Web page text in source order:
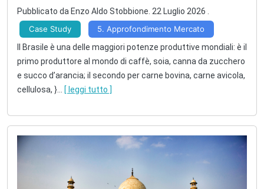
Pubblicato da Enzo Aldo Stobbione 22 Luglio 2026
Case Study
5. Approfondimento Mercato
Il Brasile è una delle maggiori potenze produttive mondiali: è il
primo produttore al mondo di caffè, soia, canna da zucchero
e succo d’arancia; il secondo per carne bovina, carne avicola,
cellulosa, }
[ leggi tutto ]